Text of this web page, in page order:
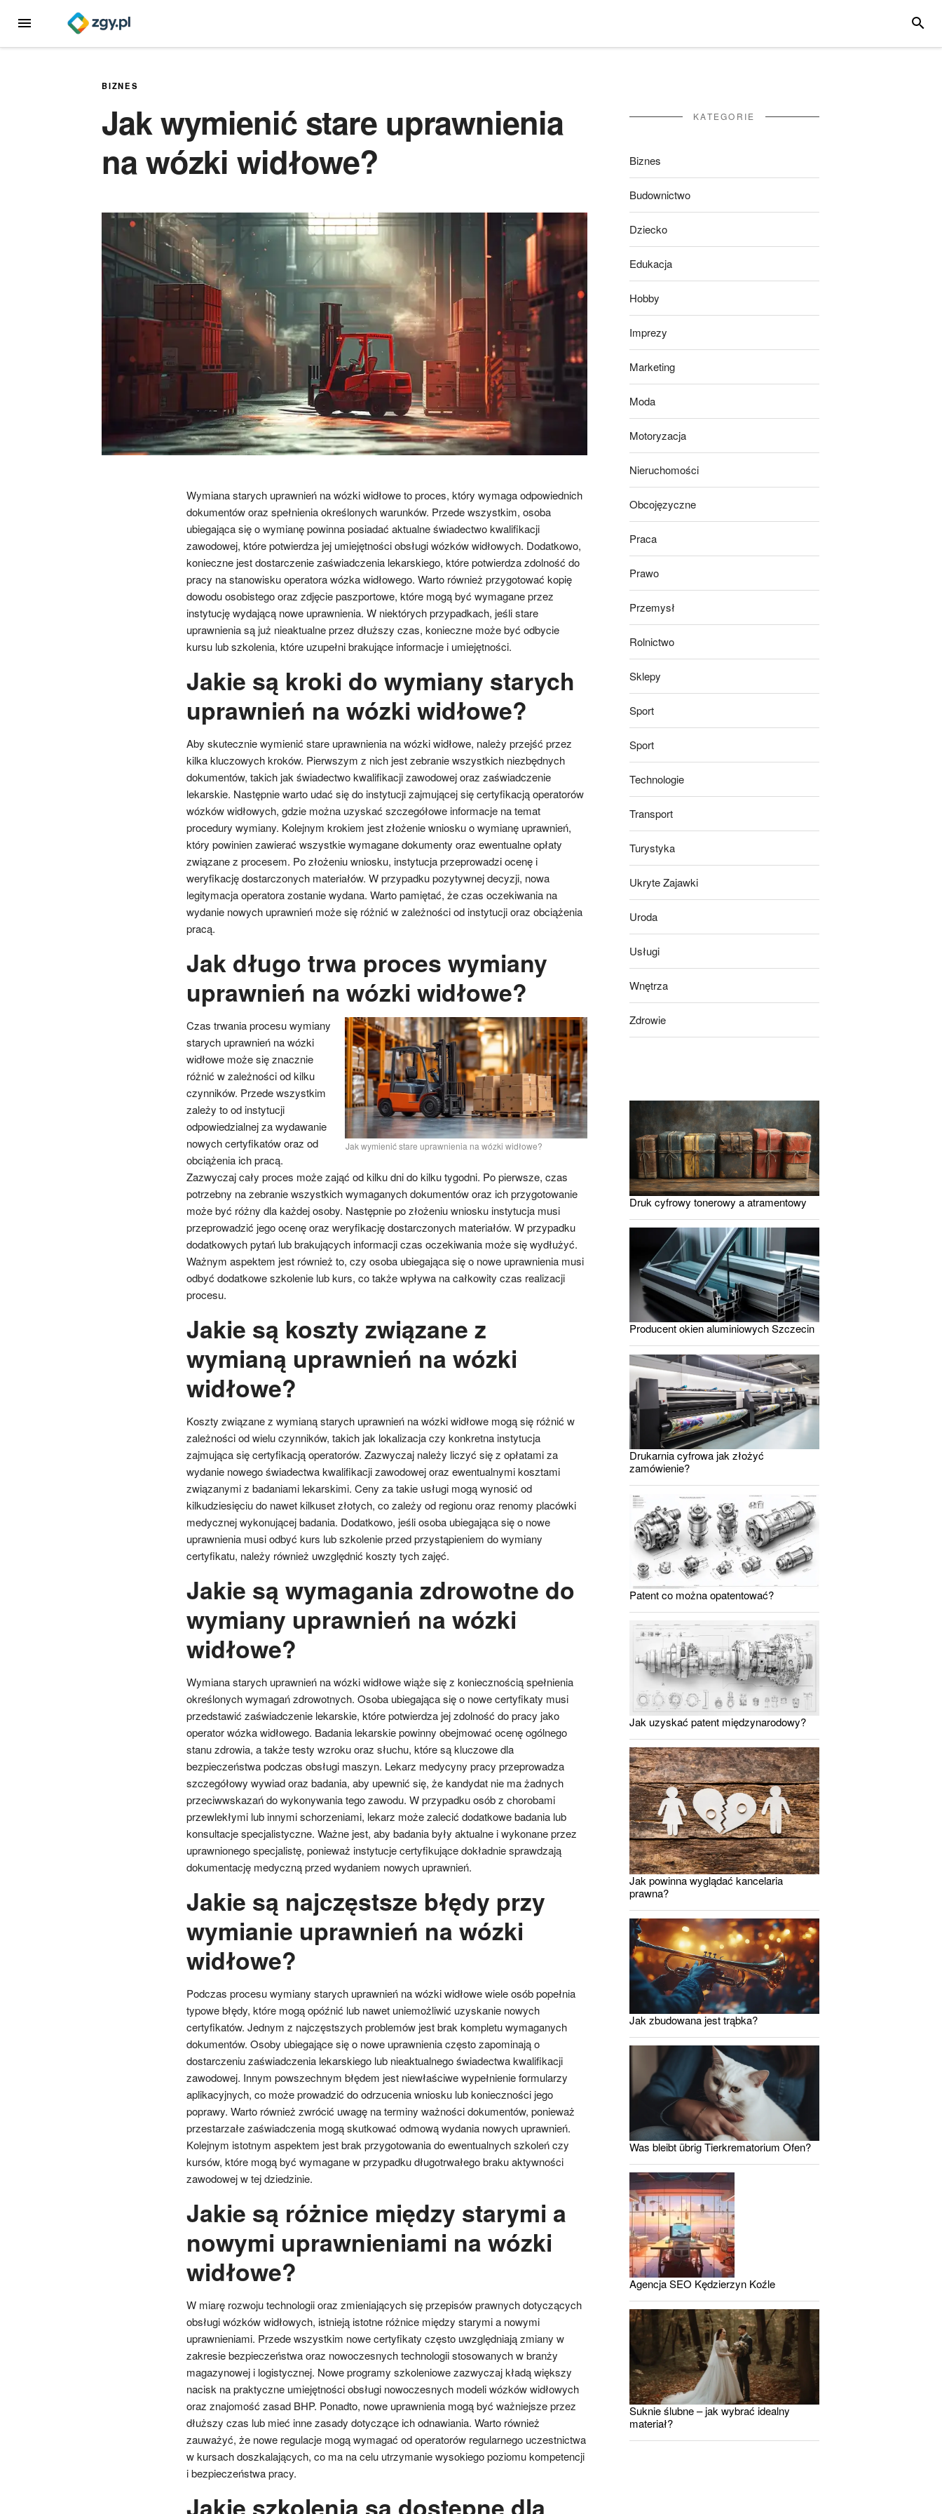
MENU
BIZNES
Jak wymienić stare uprawnienia
na wózki widłowe?
Wymiana starych uprawnień na wózki widłowe to proces, który wymaga odpowiednich
dokumentów oraz spełnienia określonych warunków. Przede wszystkim, osoba
ubiegająca się o wymianę powinna posiadać aktualne świadectwo kwalifikacji
zawodowej, które potwierdza jej umiejętności obsługi wózków widłowych. Dodatkowo,
konieczne jest dostarczenie zaświadczenia lekarskiego, które potwierdza zdolność do
pracy na stanowisku operatora wózka widłowego. Warto również przygotować kopię
dowodu osobistego oraz zdjęcie paszportowe, które mogą być wymagane przez
instytucję wydającą nowe uprawnienia. W niektórych przypadkach, jeśli stare
uprawnienia są już nieaktualne przez dłuższy czas, konieczne może być odbycie
kursu lub szkolenia, które uzupełni brakujące informacje i umiejętności.
Jakie są kroki do wymiany starych
uprawnień na wózki widłowe?
Aby skutecznie wymienić stare uprawnienia na wózki widłowe, należy przejść przez
kilka kluczowych kroków. Pierwszym z nich jest zebranie wszystkich niezbędnych
dokumentów, takich jak świadectwo kwalifikacji zawodowej oraz zaświadczenie
lekarskie. Następnie warto udać się do instytucji zajmującej się certyfikacją operatorów
wózków widłowych, gdzie można uzyskać szczegółowe informacje na temat
procedury wymiany. Kolejnym krokiem jest złożenie wniosku o wymianę uprawnień,
który powinien zawierać wszystkie wymagane dokumenty oraz ewentualne opłaty
związane z procesem. Po złożeniu wniosku, instytucja przeprowadzi ocenę i
weryfikację dostarczonych materiałów. W przypadku pozytywnej decyzji, nowa
legitymacja operatora zostanie wydana. Warto pamiętać, że czas oczekiwania na
wydanie nowych uprawnień może się różnić w zależności od instytucji oraz obciążenia
pracą.
Jak długo trwa proces wymiany
uprawnień na wózki widłowe?
Jak wymienić stare uprawnienia na wózki widłowe?
Czas trwania procesu wymiany
starych uprawnień na wózki
widłowe może się znacznie
różnić w zależności od kilku
czynników. Przede wszystkim
zależy to od instytucji
odpowiedzialnej za wydawanie
nowych certyfikatów oraz od
obciążenia ich pracą.
Zazwyczaj cały proces może zająć od kilku dni do kilku tygodni. Po pierwsze, czas
potrzebny na zebranie wszystkich wymaganych dokumentów oraz ich przygotowanie
może być różny dla każdej osoby. Następnie po złożeniu wniosku instytucja musi
przeprowadzić jego ocenę oraz weryfikację dostarczonych materiałów. W przypadku
dodatkowych pytań lub brakujących informacji czas oczekiwania może się wydłużyć.
Ważnym aspektem jest również to, czy osoba ubiegająca się o nowe uprawnienia musi
odbyć dodatkowe szkolenie lub kurs, co także wpływa na całkowity czas realizacji
procesu.
Jakie są koszty związane z
wymianą uprawnień na wózki
widłowe?
Koszty związane z wymianą starych uprawnień na wózki widłowe mogą się różnić w
zależności od wielu czynników, takich jak lokalizacja czy konkretna instytucja
zajmująca się certyfikacją operatorów. Zazwyczaj należy liczyć się z opłatami za
wydanie nowego świadectwa kwalifikacji zawodowej oraz ewentualnymi kosztami
związanymi z badaniami lekarskimi. Ceny za takie usługi mogą wynosić od
kilkudziesięciu do nawet kilkuset złotych, co zależy od regionu oraz renomy placówki
medycznej wykonującej badania. Dodatkowo, jeśli osoba ubiegająca się o nowe
uprawnienia musi odbyć kurs lub szkolenie przed przystąpieniem do wymiany
certyfikatu, należy również uwzględnić koszty tych zajęć.
Jakie są wymagania zdrowotne do
wymiany uprawnień na wózki
widłowe?
Wymiana starych uprawnień na wózki widłowe wiąże się z koniecznością spełnienia
określonych wymagań zdrowotnych. Osoba ubiegająca się o nowe certyfikaty musi
przedstawić zaświadczenie lekarskie, które potwierdza jej zdolność do pracy jako
operator wózka widłowego. Badania lekarskie powinny obejmować ocenę ogólnego
stanu zdrowia, a także testy wzroku oraz słuchu, które są kluczowe dla
bezpieczeństwa podczas obsługi maszyn. Lekarz medycyny pracy przeprowadza
szczegółowy wywiad oraz badania, aby upewnić się, że kandydat nie ma żadnych
przeciwwskazań do wykonywania tego zawodu. W przypadku osób z chorobami
przewlekłymi lub innymi schorzeniami, lekarz może zalecić dodatkowe badania lub
konsultacje specjalistyczne. Ważne jest, aby badania były aktualne i wykonane przez
uprawnionego specjalistę, ponieważ instytucje certyfikujące dokładnie sprawdzają
dokumentację medyczną przed wydaniem nowych uprawnień.
Jakie są najczęstsze błędy przy
wymianie uprawnień na wózki
widłowe?
Podczas procesu wymiany starych uprawnień na wózki widłowe wiele osób popełnia
typowe błędy, które mogą opóźnić lub nawet uniemożliwić uzyskanie nowych
certyfikatów. Jednym z najczęstszych problemów jest brak kompletu wymaganych
dokumentów. Osoby ubiegające się o nowe uprawnienia często zapominają o
dostarczeniu zaświadczenia lekarskiego lub nieaktualnego świadectwa kwalifikacji
zawodowej. Innym powszechnym błędem jest niewłaściwe wypełnienie formularzy
aplikacyjnych, co może prowadzić do odrzucenia wniosku lub konieczności jego
poprawy. Warto również zwrócić uwagę na terminy ważności dokumentów, ponieważ
przestarzałe zaświadczenia mogą skutkować odmową wydania nowych uprawnień.
Kolejnym istotnym aspektem jest brak przygotowania do ewentualnych szkoleń czy
kursów, które mogą być wymagane w przypadku długotrwałego braku aktywności
zawodowej w tej dziedzinie.
Jakie są różnice między starymi a
nowymi uprawnieniami na wózki
widłowe?
W miarę rozwoju technologii oraz zmieniających się przepisów prawnych dotyczących
obsługi wózków widłowych, istnieją istotne różnice między starymi a nowymi
uprawnieniami. Przede wszystkim nowe certyfikaty często uwzględniają zmiany w
zakresie bezpieczeństwa oraz nowoczesnych technologii stosowanych w branży
magazynowej i logistycznej. Nowe programy szkoleniowe zazwyczaj kładą większy
nacisk na praktyczne umiejętności obsługi nowoczesnych modeli wózków widłowych
oraz znajomość zasad BHP. Ponadto, nowe uprawnienia mogą być ważniejsze przez
dłuższy czas lub mieć inne zasady dotyczące ich odnawiania. Warto również
zauważyć, że nowe regulacje mogą wymagać od operatorów regularnego uczestnictwa
w kursach doszkalających, co ma na celu utrzymanie wysokiego poziomu kompetencji
i bezpieczeństwa pracy.
Jakie szkolenia są dostępne dla
KATEGORIE
Biznes
Budownictwo
Dziecko
Edukacja
Hobby
Imprezy
Marketing
Moda
Motoryzacja
Nieruchomości
Obcojęzyczne
Praca
Prawo
Przemysł
Rolnictwo
Sklepy
Sport
Sport
Technologie
Transport
Turystyka
Ukryte Zajawki
Uroda
Usługi
Wnętrza
Zdrowie
Druk cyfrowy tonerowy a atramentowy
Producent okien aluminiowych Szczecin
Drukarnia cyfrowa jak złożyć
zamówienie?
Patent co można opatentować?
Jak uzyskać patent międzynarodowy?
Jak powinna wyglądać kancelaria
prawna?
Jak zbudowana jest trąbka?
Was bleibt übrig Tierkrematorium Ofen?
Agencja SEO Kędzierzyn Koźle
Suknie ślubne – jak wybrać idealny
materiał?